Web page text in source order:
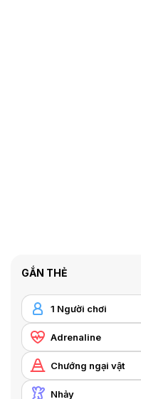
GẮN THẺ
1 Người chơi
Adrenaline
Chướng ngại vật
Nhảy